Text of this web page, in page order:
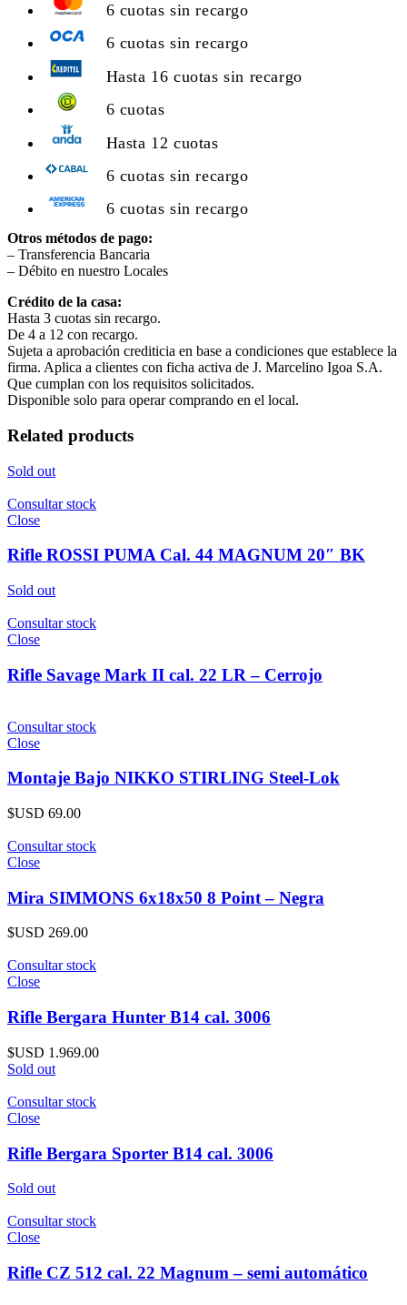
6 cuotas sin recargo
6 cuotas sin recargo
Hasta 16 cuotas sin recargo
6 cuotas
Hasta 12 cuotas
6 cuotas sin recargo
6 cuotas sin recargo
Otros métodos de pago:
– Transferencia Bancaria
– Débito en nuestro Locales
Crédito de la casa:
Hasta 3 cuotas sin recargo.
De 4 a 12 con recargo.
Sujeta a aprobación crediticia en base a condiciones que establece la
firma. Aplica a clientes con ficha activa de J. Marcelino Igoa S.A.
Que cumplan con los requisitos solicitados.
Disponible solo para operar comprando en el local.
Related products
Sold out
Consultar stock
Close
Rifle ROSSI PUMA Cal. 44 MAGNUM 20″ BK
Sold out
Consultar stock
Close
Rifle Savage Mark II cal. 22 LR – Cerrojo
Consultar stock
Close
Montaje Bajo NIKKO STIRLING Steel-Lok
$USD 69.00
Consultar stock
Close
Mira SIMMONS 6x18x50 8 Point – Negra
$USD 269.00
Consultar stock
Close
Rifle Bergara Hunter B14 cal. 3006
$USD 1.969.00
Sold out
Consultar stock
Close
Rifle Bergara Sporter B14 cal. 3006
Sold out
Consultar stock
Close
Rifle CZ 512 cal. 22 Magnum – semi automático